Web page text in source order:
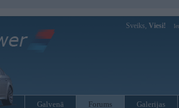
Sveiks, Viesi!
Galvenā Forums Galerijas